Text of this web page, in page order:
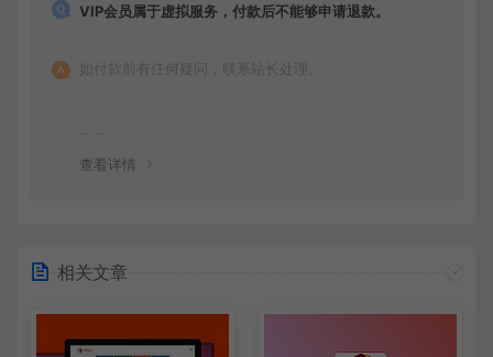
VIP会员属于虚拟服务，付款后不能够申请退款。
如付款前有任何疑问，联系站长处理。
查看详情
相关文章